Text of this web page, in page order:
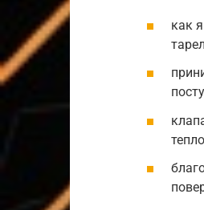
как